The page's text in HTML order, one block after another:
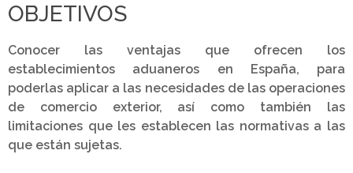
OBJETIVOS
Conocer las ventajas que ofrecen los
establecimientos aduaneros en España, para
poderlas aplicar a las necesidades de las operaciones
de comercio exterior, así como también las
limitaciones que les establecen las normativas a las
que están sujetas.